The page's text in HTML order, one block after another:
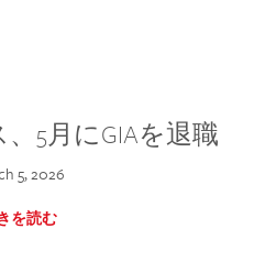
5月にGIAを退職
5, 2026
を読む